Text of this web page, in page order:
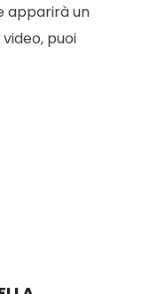
apparirà un
puoi